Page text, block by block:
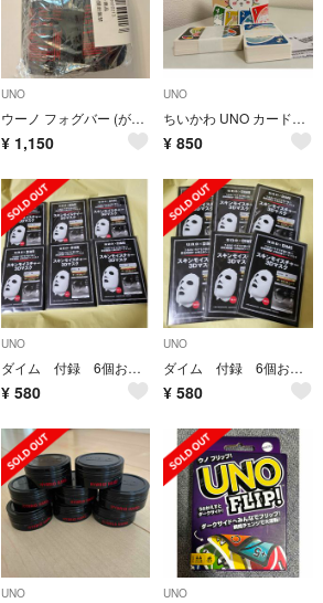
UNO
ウーノ フォグバー (がっちりアクティブ) つめかえ用 80ml
¥ 1,150
UNO
ちいかわ UNO カードゲーム 新品未開封
¥ 850
UNO
ダイム 付録 6個おまとめ
¥ 580
UNO
ダイム 付録 6個おまとめ
¥ 580
UNO UNO